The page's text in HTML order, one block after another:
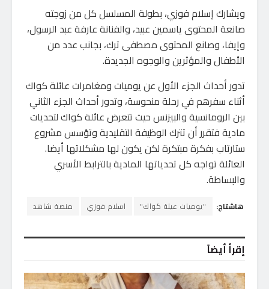
ويشارك إسلام فوزي، بطولة المسلسل كل من زوجته
صانعة المحتوى ياسمين عبيد، والفنانة عارفة عبد الرسول،
وإيفا، وصانع المحتوى مصطفى ترك، بجانب عدد من
الأطفال والمؤثرين والوجوه الجديدة.
تدور أحداث الجزء الأول عن يوميات ومغامرات عائلة كواك
أثناء سفرهم في رحلة منحوسة، وتدور أحداث الجزء الثاني
بين الرومانسية والبيزنس حيث تتعرض عائلة كواك لتحديات
مادية فتقرر أن تترك الوظيفة التقليدية وتؤسس مشروع
ستارتاب بفكرة مبتكرة لكن يكون لها مشكلاتها أيضا.
العائلة تواجه كل تحدياتها المادية بالترابط الأسري
والبساطة.
هاشتاج: "يوميات عيلة كواك" اسلام فوزي منصة شاهد
إقرأ أيضاً